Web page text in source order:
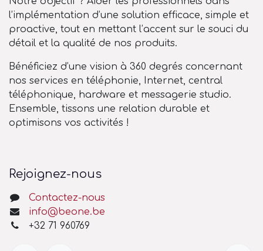
l’implémentation d’une solution efficace, simple et
proactive, tout en mettant l’accent sur le souci du
détail et la qualité de nos produits.
Bénéficiez d’une vision à 360 degrés concernant
nos services en téléphonie, Internet, central
téléphonique, hardware et messagerie studio.
Ensemble, tissons une relation durable et
optimisons vos activités !
Rejoignez-nous
Contactez-nous
info@beone.be
+32 71 960769